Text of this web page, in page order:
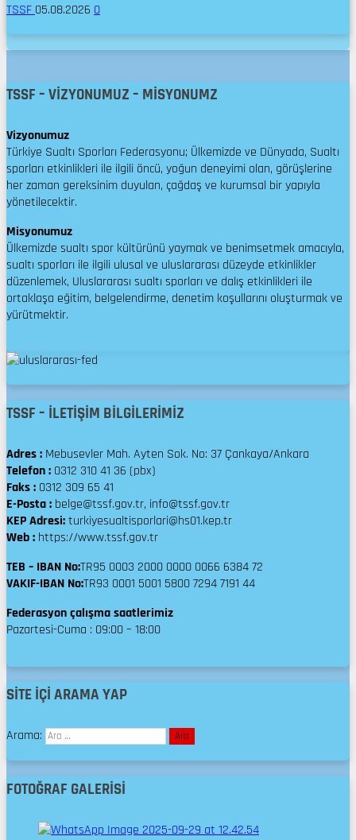
TSSF 05.08.2026 0
TSSF – VİZYONUMUZ – MİSYONUMZ
Vizyonumuz
Türkiye Sualtı Sporları Federasyonu; Ülkemizde ve Dünyada, Sualtı
sporları etkinlikleri ile ilgili öncü, yoğun deneyimi olan, görüşlerine
her zaman gereksinim duyulan, çağdaş ve kurumsal bir yapıyla
yönetilecektir.
Misyonumuz
Ülkemizde sualtı spor kültürünü yaymak ve benimsetmek amacıyla,
sualtı sporları ile ilgili ulusal ve uluslararası düzeyde etkinlikler
düzenlemek, Uluslararası sualtı sporları ve dalış etkinlikleri ile
ortaklaşa eğitim, belgelendirme, denetim koşullarını oluşturmak ve
yürütmektir.
TSSF – İLETİŞİM BİLGİLERİMİZ
Adres : Mebusevler Mah. Ayten Sok. No: 37 Çankaya/Ankara
Telefon : 0312 310 41 36 (pbx)
Faks : 0312 309 65 41
E-Posta : belge@tssf.gov.tr, info@tssf.gov.tr
KEP Adresi:turkiyesualtisporlari@hs01.kep.tr
Web : https://www.tssf.gov.tr
TEB – IBAN No:TR95 0003 2000 0000 0066 6384 72
VAKIF-IBAN No:TR93 0001 5001 5800 7294 7191 44
Federasyon çalışma saatlerimiz
Pazartesi-Cuma : 09:00 – 18:00
SİTE İÇİ ARAMA YAP
Arama:
FOTOĞRAF GALERISI